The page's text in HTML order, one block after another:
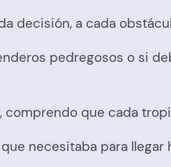
decisión, a cada
pedregosos o si
que cada
necesitaba para llegar